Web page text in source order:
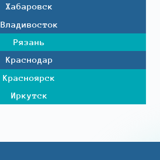
Хабаровск
Владивосток
Рязань
Краснодар
Красноярск
Иркутск